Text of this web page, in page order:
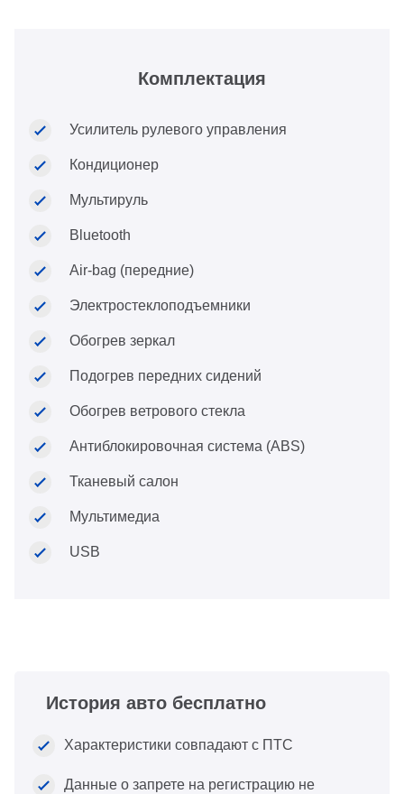
Комплектация
Усилитель рулевого управления
Кондиционер
Мультируль
Bluetooth
Air-bag (передние)
Электростеклоподъемники
Обогрев зеркал
Подогрев передних сидений
Обогрев ветрового стекла
Антиблокировочная система (ABS)
Тканевый салон
Мультимедиа
USB
История авто бесплатно
Характеристики совпадают с ПТС
Данные о запрете на регистрацию не